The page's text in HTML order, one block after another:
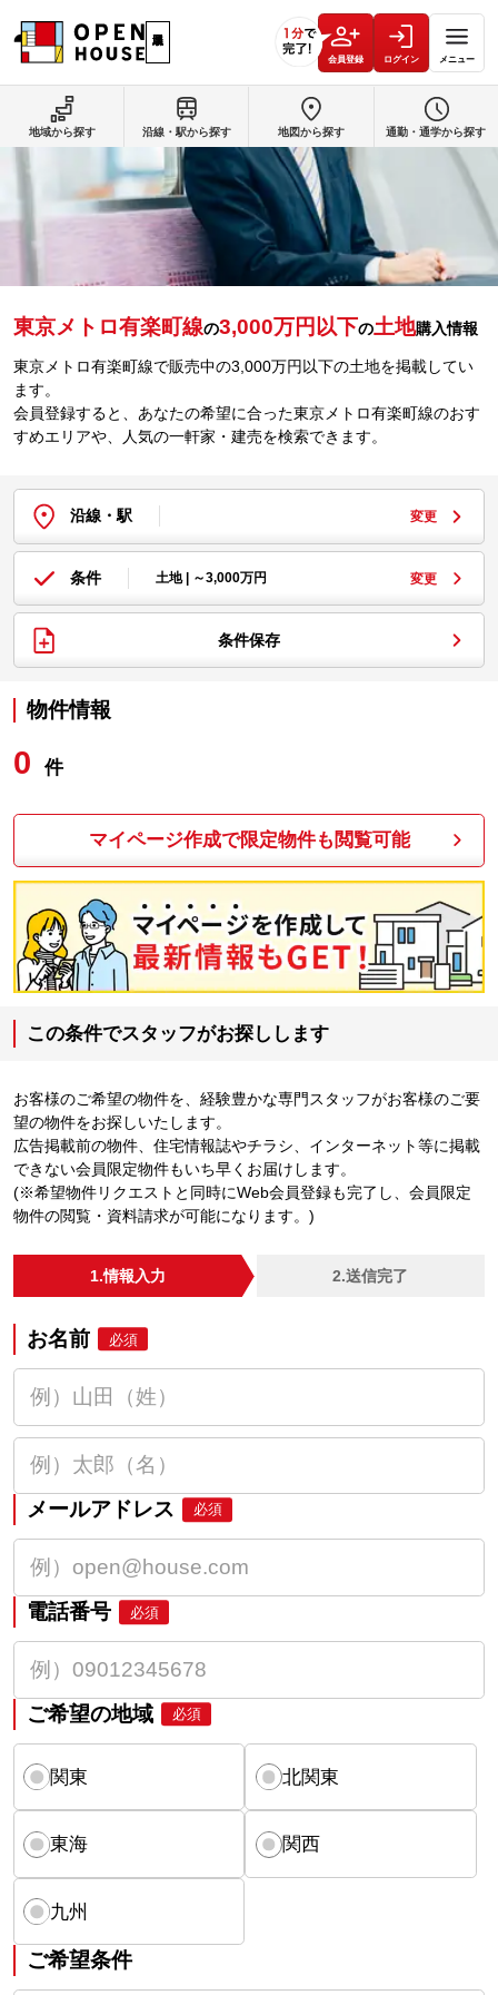
会員登録 ログイン メニュー
東京メトロ有楽町線の3,000万円以下の土地購入情報
東京メトロ有楽町線で販売中の3,000万円以下の土地を掲載してい
ます。
会員登録すると、あなたの希望に合った東京メトロ有楽町線のおす
すめエリアや、人気の一軒家・建売を検索できます。
沿線・駅 変更
条件 土地 | ～3,000万円 変更
条件保存
物件情報
0 件
マイページ作成で限定物件も閲覧可能
この条件でスタッフがお探しします
お客様のご希望の物件を、経験豊かな専門スタッフがお客様のご要
望の物件をお探しいたします。
広告掲載前の物件、住宅情報誌やチラシ、インターネット等に掲載
できない会員限定物件もいち早くお届けします。
(※希望物件リクエストと同時にWeb会員登録も完了し、会員限定
物件の閲覧・資料請求が可能になります。)
1.情報入力 2.送信完了
お名前 必須
メールアドレス 必須
電話番号 必須
ご希望の地域 必須
関東 北関東
東海 関西
九州
ご希望条件
地域から探す 沿線・駅から探す 地図から探す 通勤・通学から探す